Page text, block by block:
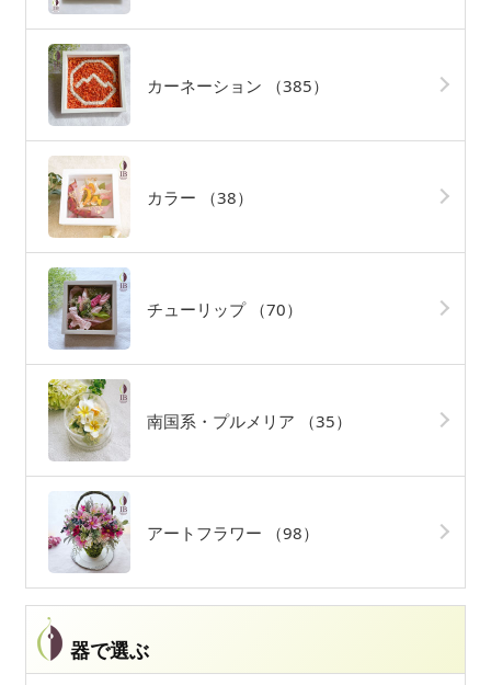
カーネーション （385）
カラー （38）
チューリップ （70）
南国系・プルメリア （35）
アートフラワー （98）
器で選ぶ